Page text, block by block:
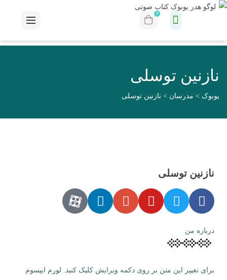
0
نازنین توسلی
یوبوک > مدرسان > نازنین توسلی
نازنین توسلی
درباره من
برای تغییر این متن بر روی دکمه ویرایش کلیک کنید. لورم ایپسوم